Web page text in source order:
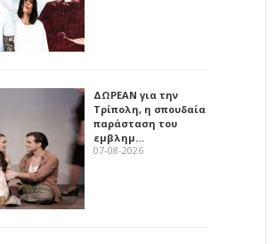
ΔΩΡΕΑΝ για την
Τρίπολη, η σπουδαία
παράσταση του
εμβλημ…
07-08-2026